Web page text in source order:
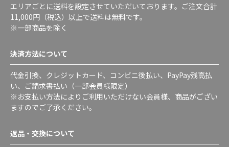
エリアごとに送料を設定させていただいております。ご注文合計
11,000円（税込）以上で送料は無料です。
※一部商品を除く
決済方法について
代金引換、クレジットカード、コンビニ後払い、PayPay残高払
い、ご請求書払い（一部会員様限定）
※お支払い方法によりご利用いただけない会員様、商品がござい
ますのでご了承ください。
返品・交換について